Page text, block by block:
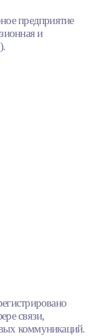
предприятие
и
связи,
коммуникаций.